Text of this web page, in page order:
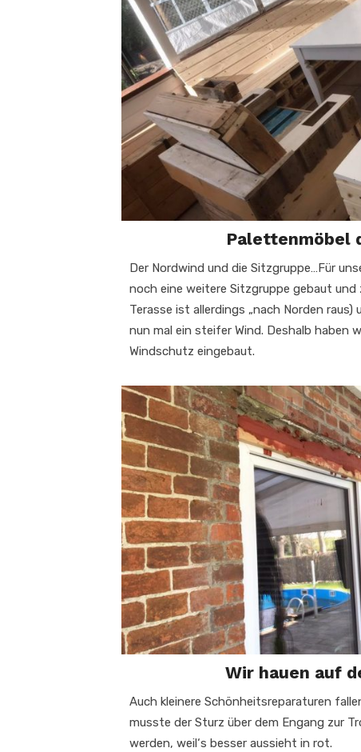
Palettenmöbel
Der Nordwind und die Sitzgruppe…Für
noch eine weitere Sitzgruppe gebaut und
Terasse ist allerdings „nach Norden
nun mal ein steifer Wind. Deshalb haben
Windschutz eingebaut.
Wir hauen auf
Auch kleinere Schönheitsreparaturen
musste der Sturz über dem Engang zur
werden, weil‘s besser aussieht in rot.